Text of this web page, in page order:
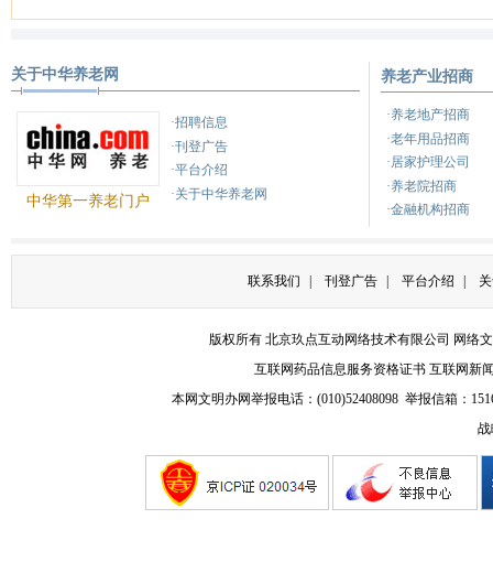
关于中华养老网
中华第一养老门户
·招聘信息
·刊登广告
·平台介绍
·关于中华养老网
养老产业招商
·养老地产招商
·老年用品招商
·居家护理公司
·养老院招商
·金融机构招商
联系我们 刊登广告 平台介绍
版权所有 北京玖点互动网络技术有限公司 网络
互联网药品信息服务资格证书 互联网新
本网文明办网举报电话：(010)52408098 举报信箱：